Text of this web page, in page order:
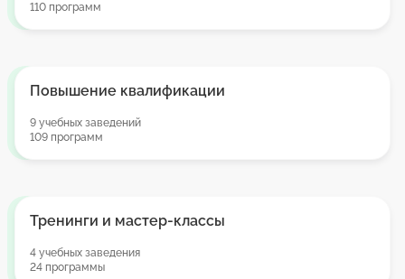
110 программ
Повышение квалификации
9 учебных заведений
109 программ
Тренинги и мастер-классы
4 учебных заведения
24 программы